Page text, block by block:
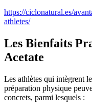
https://ciclonatural.es/
athletes/
Les Bienfaits
Acetate
Les athlètes qui intègrent
préparation physique
concrets, parmi lesquels :